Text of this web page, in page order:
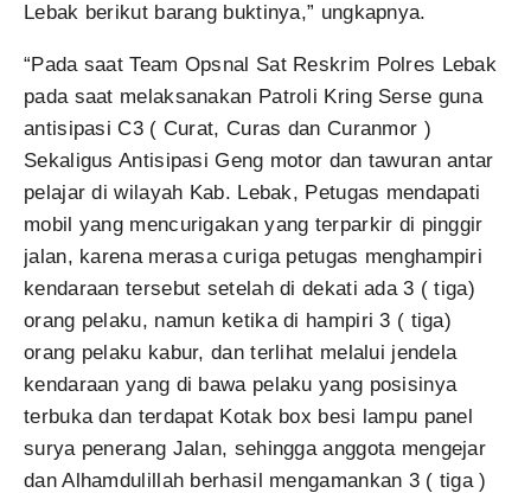
Lebak berikut barang buktinya,” ungkapnya.
“Pada saat Team Opsnal Sat Reskrim Polres Lebak
pada saat melaksanakan Patroli Kring Serse guna
antisipasi C3 ( Curat, Curas dan Curanmor )
Sekaligus Antisipasi Geng motor dan tawuran antar
pelajar di wilayah Kab. Lebak, Petugas mendapati
mobil yang mencurigakan yang terparkir di pinggir
jalan, karena merasa curiga petugas menghampiri
kendaraan tersebut setelah di dekati ada 3 ( tiga)
orang pelaku, namun ketika di hampiri 3 ( tiga)
orang pelaku kabur, dan terlihat melalui jendela
kendaraan yang di bawa pelaku yang posisinya
terbuka dan terdapat Kotak box besi lampu panel
surya penerang Jalan, sehingga anggota mengejar
dan Alhamdulillah berhasil mengamankan 3 ( tiga )